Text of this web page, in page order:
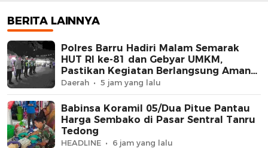
BERITA LAINNYA
Polres Barru Hadiri Malam Semarak
HUT RI ke-81 dan Gebyar UMKM,
Pastikan Kegiatan Berlangsung Aman
dan Kondusif
Daerah 5 jam yang lalu
Babinsa Koramil 05/Dua Pitue Pantau
Harga Sembako di Pasar Sentral Tanru
Tedong
HEADLINE 6 jam yang lalu